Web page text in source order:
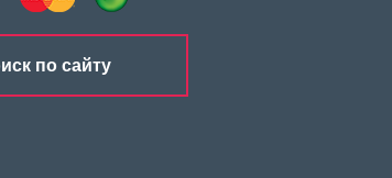
по сайту